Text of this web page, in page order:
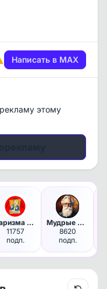
Написать в MAX
этому
Харизма Века | Психология
11757
подп.
Мудрые Цитаты | Саморазвитие
8620
подп.